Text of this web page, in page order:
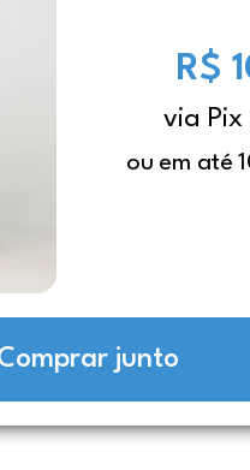
R$
via Pix
ou em até
junto